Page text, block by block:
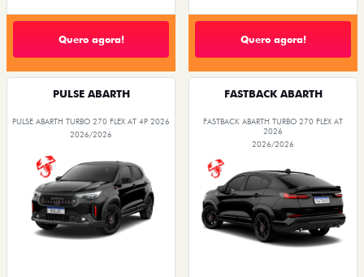
Quero agora! Quero agora!
PULSE ABARTH
PULSE ABARTH TURBO 270 FLEX AT 4P 2026
2026/2026
FASTBACK ABARTH
FASTBACK ABARTH TURBO 270 FLEX AT
2026
2026/2026